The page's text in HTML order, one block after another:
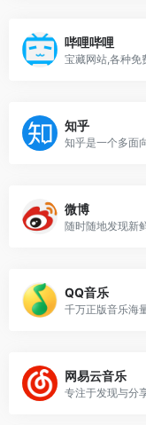
哔哩哔哩
宝藏网站,各种免
知乎
微博
随时随地发现新
QQ音乐
千万正版音乐海
网易云音乐
专注于发现与分